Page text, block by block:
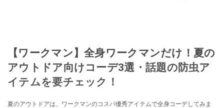
【ワークマン】全身ワークマンだけ！夏の
アウトドア向けコーデ3選・話題の防虫ア
イテムを要チェック！
夏のアウトドアは、ワークマンのコスパ優秀アイテムで全身コーデしてみま